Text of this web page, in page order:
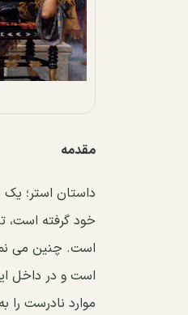
مقدمه
داستان استر؛
خود گرفته است،
است. چنین می
است و در داخل
موارد نادرست را